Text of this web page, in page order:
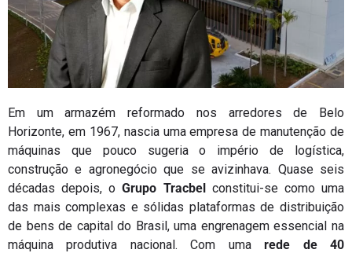
Em um armazém reformado nos arredores de Belo
Horizonte, em 1967, nascia uma empresa de manutenção de
máquinas que pouco sugeria o império de logística,
construção e agronegócio que se avizinhava. Quase seis
décadas depois, oGrupo Tracbelconstitui-se como uma
das mais complexas e sólidas plataformas de distribuição
de bens de capital do Brasil, uma engrenagem essencial na
máquina produtiva nacional. Com umarede de 40